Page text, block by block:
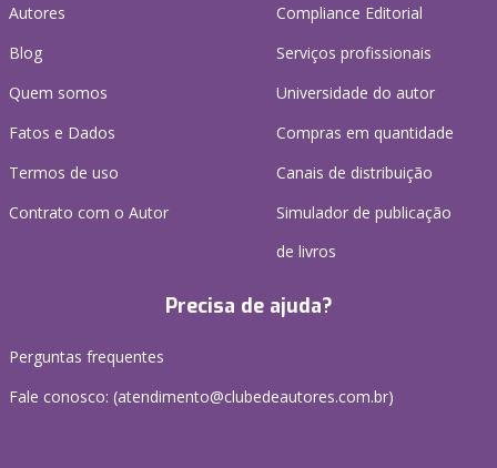
Autores
Blog
Quem somos
Fatos e Dados
Termos de uso
Contrato com o Autor
Compliance Editorial
Serviços profissionais
Universidade do autor
Compras em quantidade
Canais de distribuição
Simulador de publicação
de livros
Precisa de ajuda?
Perguntas frequentes
Fale conosco: (atendimento@clubedeautores.com.br)